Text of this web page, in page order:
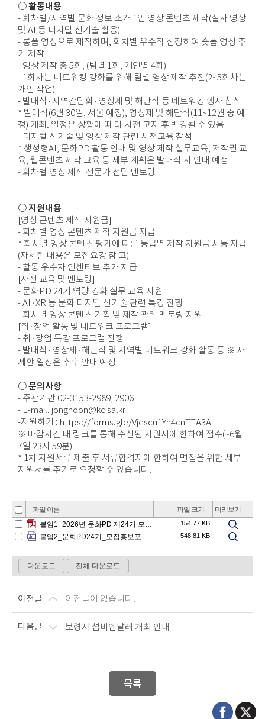
○ 활동내용
- 회차별/지역별 문화 정보 소개 1인 영상 콘텐츠 제작(실사 영상
및 AI 등 디지털 신기술 활용)
- 롱폼 영상으로 제작하며, 회차별 우수작 선정하여 숏폼 영상 추
가 제작
- 영상 제작 총 5회, (팀별 1회, 개인별 4회)
- 1회차는 네트워킹 강화를 위해 팀별 영상 제작 추진(2~5회차는
개인 작업)
- 발대식·지역간담회·영상제 및 해단식 등 네트워킹 행사 참석
* 발대식(6월 30일, 서울 예정), 영상제 및 해단식(11~12월 중 예
정) 개최. 일정은 상황에 따 라 사전 고지 후 변경될 수 있음
- 디지털 신기술 및 영상 제작 관련 사전교육 참석
* 생성형AI, 문화PD 활동 안내 및 영상 제작 실무교육, 저작권 교
육, 웹콘텐츠 제작 교육 등 세부 계획은 발대식 시 안내 예정
- 회차별 영상 제작 전문가 전담 멘토링
○ 지원내용
[영상 콘텐츠 제작 지원금]
- 회차별 영상 콘텐츠 제작 지원금 지급
* 회차별 영상 콘텐츠 평가에 따른 등급별 제작 지원금 차등 지급
(자세한 내용은 모집요강 참 고)
- 활동 우수자 인센티브 추가 지급
[사전 교육 및 멘토링]
- 문화PD 24기 역량 강화 실무 교육 지원
- AI·XR 등 문화 디지털 신기술 관련 특강 진행
- 회차별 영상 콘텐츠 기획 및 제작 관련 멘토링 지원
[취·창업 활동 및 네트워크 프로그램]
- 취·창업 특강 프로그램 진행
- 발대식·영상제·해단식 및 지역별 네트워크 강화 활동 등 ※ 자
세한 일정은 추후 안내 예정
○ 문의사항
- 주관기관 02-3153-2989, 2906
- E-mail. jonghoon@kcisa.kr
-지원하기 : https://forms.gle/Vjescu1Yh4cnTTA3A
※ 마감시간 내 링크를 통해 수신된 지원서에 한하여 접수(~6월
7일 23시 59분)
* 1차 지원서류 제출 후 서류합격자에 한하여 면접을 위한 세부
지원서를 추가로 요청할 수 있습니다.
이전글 이전글이 없습니다.
다음글 보령시 섬비엔날레 개최 안내
목록